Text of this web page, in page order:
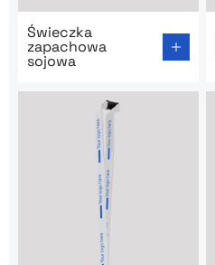
Go to product page:
Świeczka
zapachowa
sojowa